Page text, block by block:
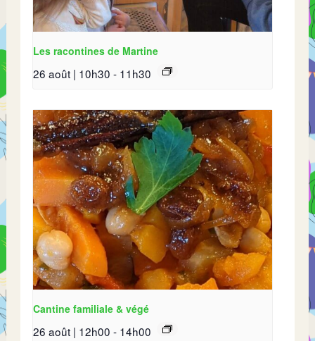
Les racontines de Martine
26 août | 10h30 - 11h30
Cantine familiale & végé
26 août | 12h00 - 14h00